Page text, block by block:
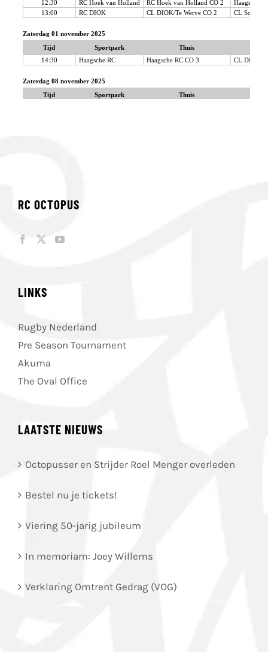
RC OCTOPUS
LINKS
Rugby Nederland
Pre Season Tournament
Akuma
The Oval Office
LAATSTE NIEUWS
Octopusser en Strijder Roel Menger overleden
Bestel nu je tickets!
Viering 50-jarig jubileum
In memoriam: Joey Willems
Verklaring Omtrent Gedrag (VOG)